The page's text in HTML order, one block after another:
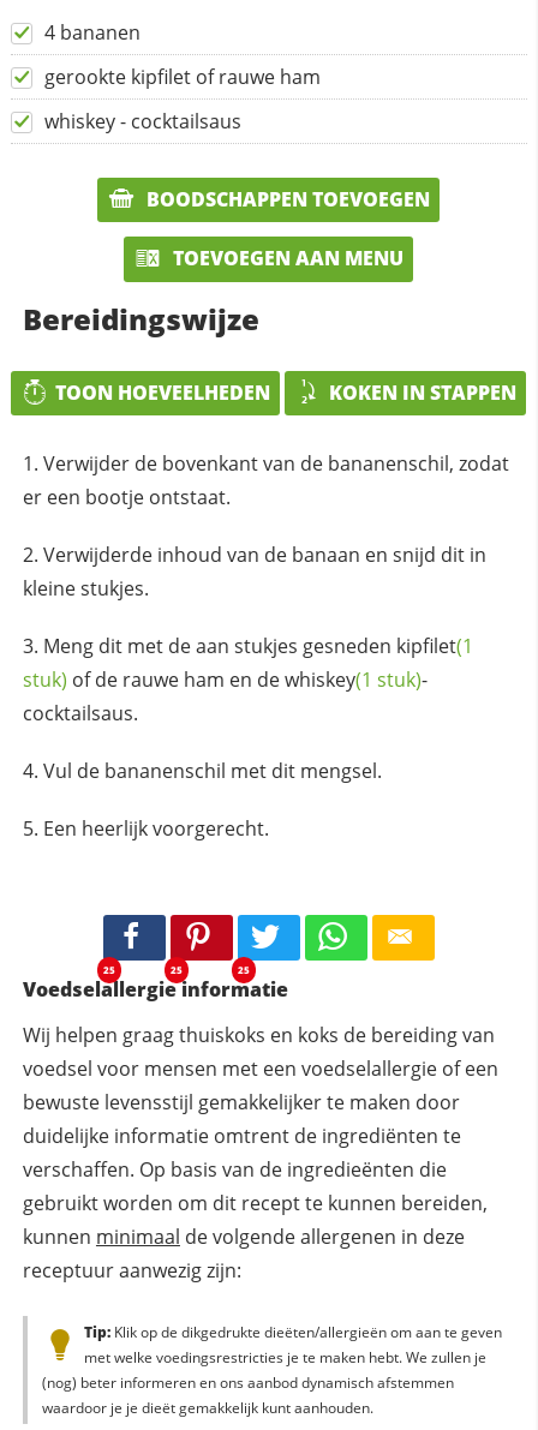
4 bananen
gerookte kipfilet of rauwe ham
whiskey - cocktailsaus
BOODSCHAPPEN TOEVOEGEN
TOEVOEGEN AAN MENU
Bereidingswijze
TOON HOEVEELHEDEN KOKEN IN STAPPEN
Verwijder de bovenkant van de bananenschil, zodat
er een bootje ontstaat.
Verwijderde inhoud van de banaan en snijd dit in
kleine stukjes.
Meng dit met de aan stukjes gesneden kipfilet(1
stuk) of de rauwe ham en dewhiskey(1 stuk)-
cocktailsaus.
Vul de bananenschil met dit mengsel.
Een heerlijk voorgerecht.
25 25 25
Voedselallergie informatie
Wij helpen graag thuiskoks en koks de bereiding van
voedsel voor mensen met een voedselallergie of een
bewuste levensstijl gemakkelijker te maken door
duidelijke informatie omtrent de ingrediënten te
verschaffen. Op basis van de ingredieënten die
gebruikt worden om dit recept te kunnen bereiden,
kunnen minimaal de volgende allergenen in deze
receptuur aanwezig zijn:
Tip:Klik op de dikgedrukte dieëten/allergieën om aan te geven
met welke voedingsrestricties je te maken hebt. We zullen je
(nog) beter informeren en ons aanbod dynamisch afstemmen
waardoor je je dieët gemakkelijk kunt aanhouden.